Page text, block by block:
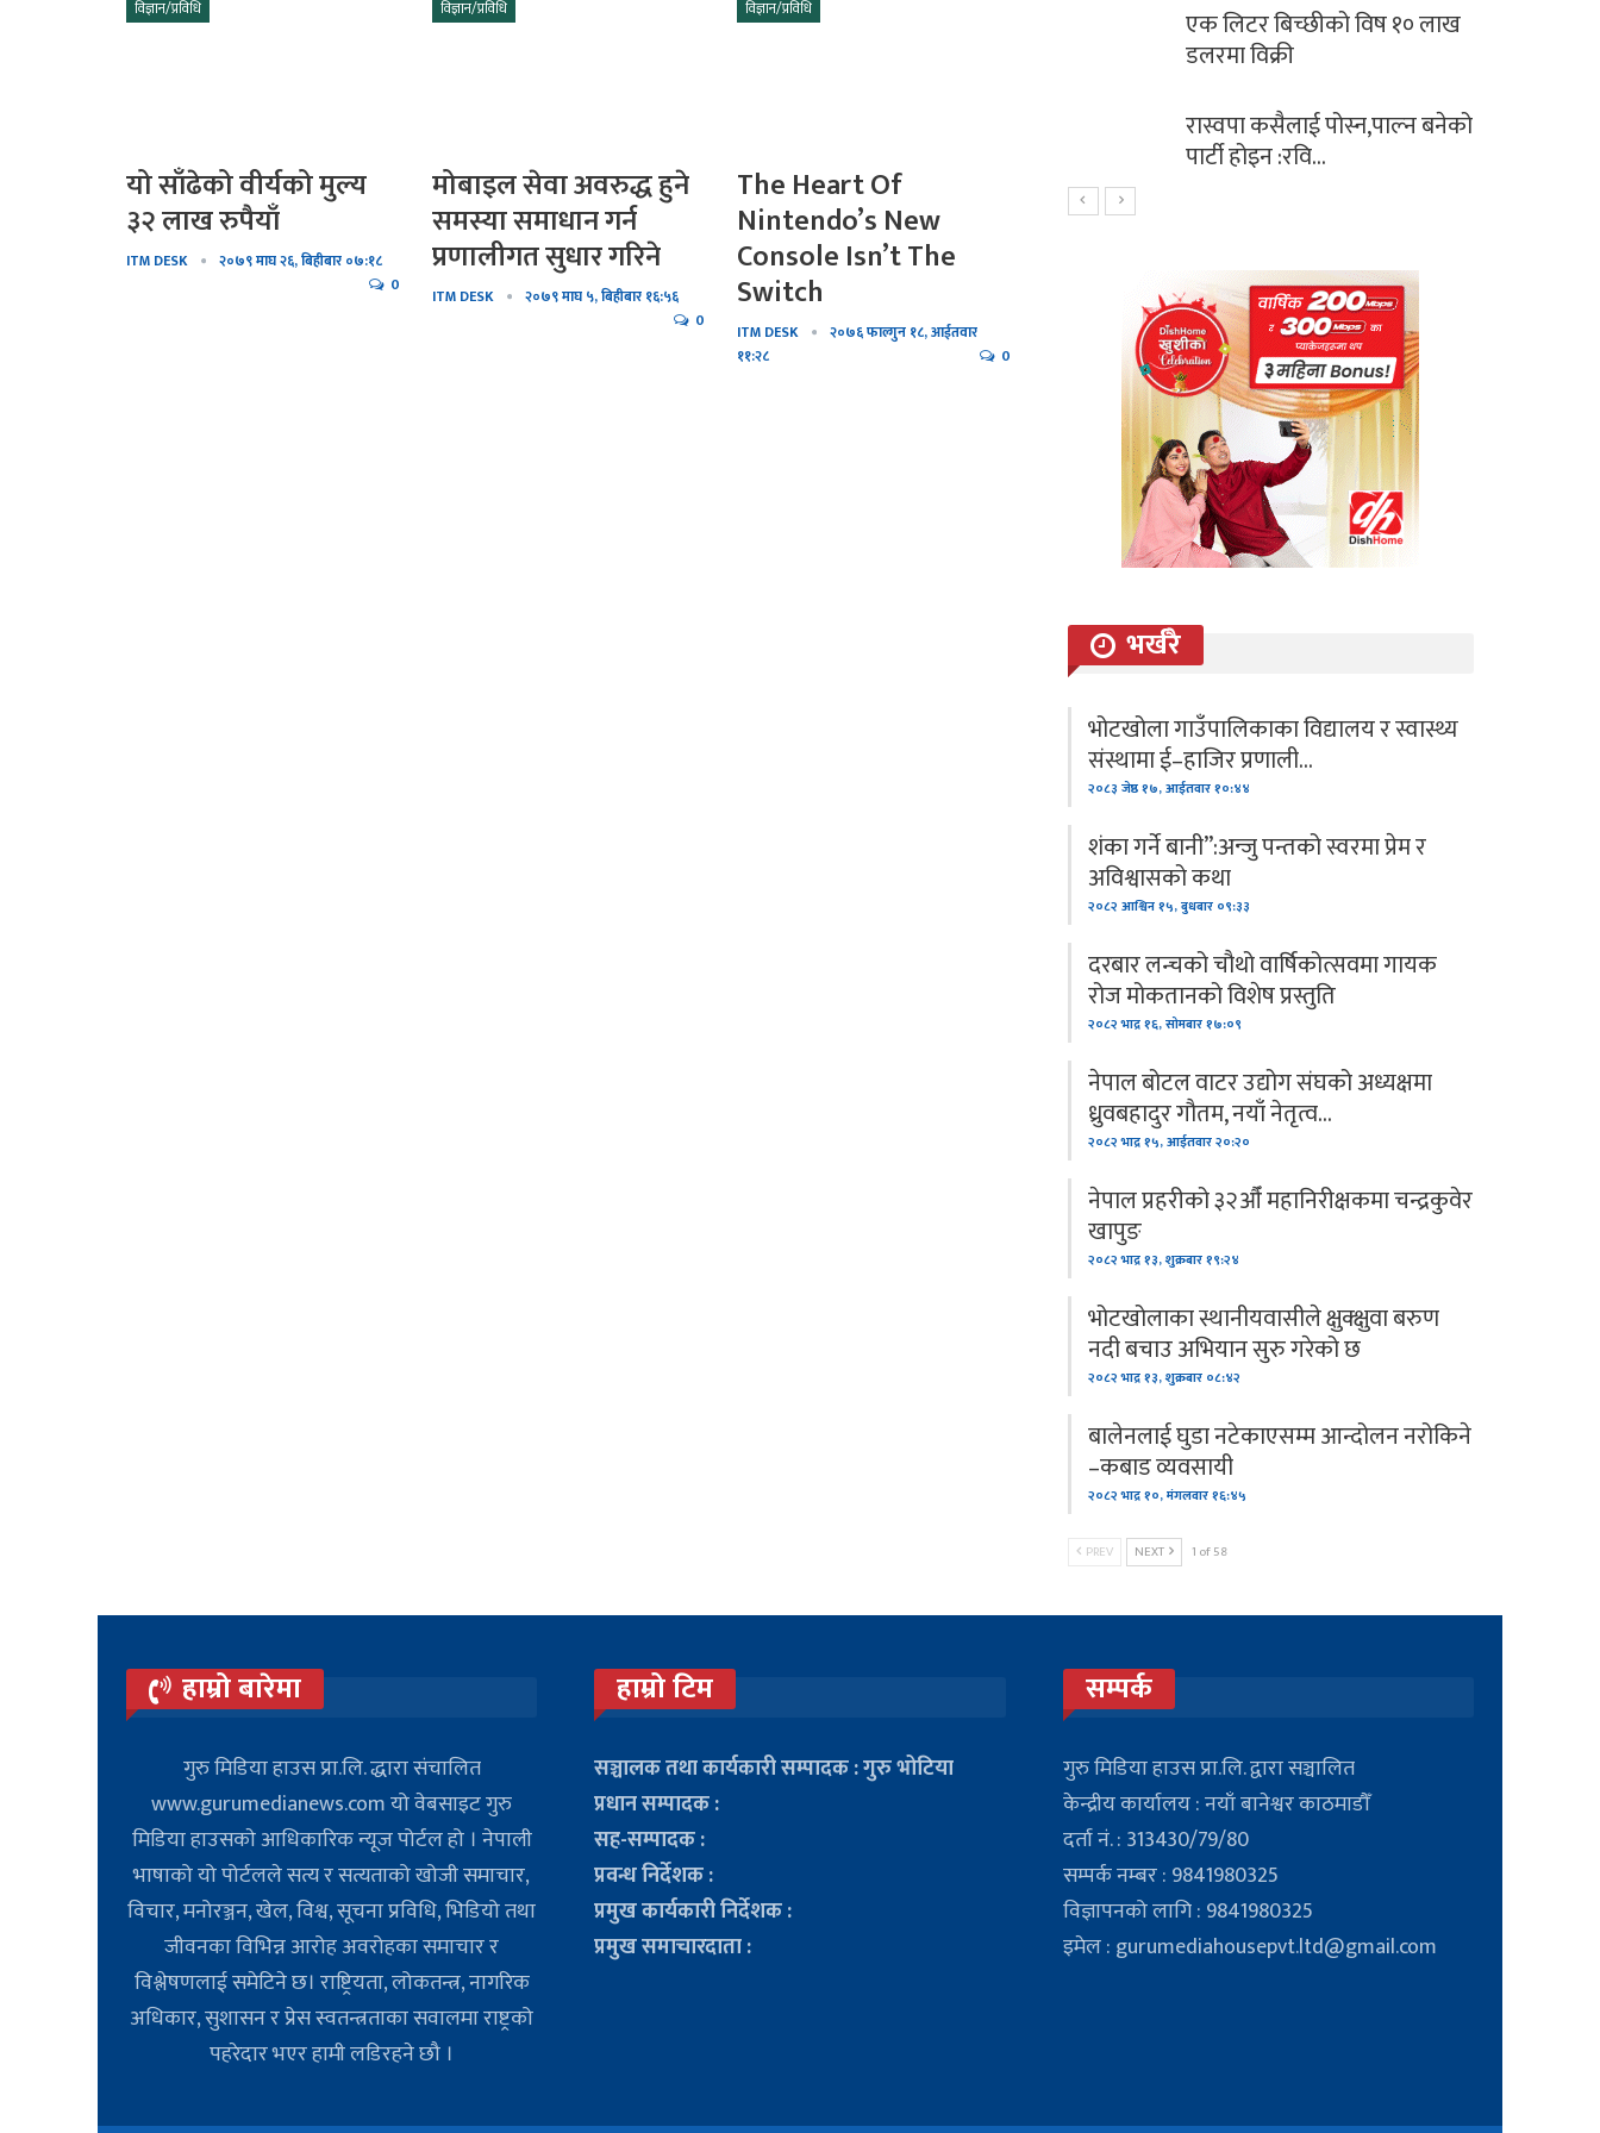
विज्ञान/प्रविधि
यो साँढेको वीर्यको मुल्य
३२ लाख रुपैयाँ
ITM DESK
२०७९ माघ २६, बिहीबार ०७:१८
0
विज्ञान/प्रविधि
मोबाइल सेवा अवरुद्ध हुने
समस्या समाधान गर्न
प्रणालीगत सुधार गरिने
ITM DESK
२०७९ माघ ५, बिहीबार १६:५६
0
विज्ञान/प्रविधि
The Heart Of
Nintendo’s New
Console Isn’t The
Switch
ITM DESK
२०७६ फाल्गुन १८, आईतवार
११:२८
0
दिन भुलेर लिम्बु जातिको परम्परालाई
एक लिटर बिच्छीको विष १० लाख
साबधान ! शनिबारको दिन भुलेर
पनि कहिल्यै नगर्नुहोस्…
महिना दिन नबित्दै उप्कियो
मध्यपहाडी लोकमार्गको…
भर्खरै
भोटखोला गाउँपालिकाका विद्यालय र स्वास्थ्य
संस्थामा ई–हाजिर प्रणाली…
२०८३ जेष्ठ १७, आईतवार १०:४४
शंका गर्ने बानी”:अन्जु पन्तको स्वरमा प्रेम र
अविश्वासको कथा
२०८२ आश्विन १५, बुधबार ०९:३३
दरबार लन्चको चौथो वार्षिकोत्सवमा गायक
रोज मोकतानको विशेष प्रस्तुति
२०८२ भाद्र १६, सोमबार १७:०९
नेपाल बोटल वाटर उद्योग संघको अध्यक्षमा
ध्रुवबहादुर गौतम, नयाँ नेतृत्व…
२०८२ भाद्र १५, आईतवार २०:२०
नेपाल प्रहरीको ३२औँ महानिरीक्षकमा चन्द्रकुवेर
खापुङ
२०८२ भाद्र १३, शुक्रबार १९:२४
भोटखोलाका स्थानीयवासीले क्षुक्क्षुवा बरुण
नदी बचाउ अभियान सुरु गरेको छ
२०८२ भाद्र १३, शुक्रबार ०८:४२
बालेनलाई घुडा नटेकाएसम्म आन्दोलन नरोकिने
–कबाड व्यवसायी
२०८२ भाद्र १०, मंगलवार १६:४५
PREV NEXT 1 of 58
हाम्रो बारेमा
गुरु मिडिया हाउस प्रा.लि. द्धारा संचालित
www.gurumedianews.com यो वेबसाइट गुरु
मिडिया हाउसकाे आधिकारिक न्यूज पोर्टल हो । नेपाली
भाषाको यो पोर्टलले सत्य र सत्यताको खोजी समाचार,
विचार, मनोरञ्जन, खेल, विश्व, सूचना प्रविधि, भिडियो तथा
जीवनका विभिन्न आरोह अवरोहका समाचार र
विश्लेषणलाई समेटिने छ। राष्ट्रियता, लोकतन्त्र, नागरिक
अधिकार, सुशासन र प्रेस स्वतन्त्रताका सवालमा राष्ट्रको
पहरेदार भएर हामी लडिरहने छौ ।
हाम्रो टिम
सञ्चालक तथा कार्यकारी सम्पादक : गुरु भोटिया
प्रधान सम्पादक :
सह-सम्पादक :
प्रवन्ध निर्देशक :
प्रमुख कार्यकारी निर्देशक :
प्रमुख समाचारदाता :
सम्पर्क
गुरु मिडिया हाउस प्रा.लि. द्वारा सञ्चालित
केन्द्रीय कार्यालय : नयाँ बानेश्वर काठमाडौँ
दर्ता नं. : 313430/79/80
सम्पर्क नम्बर : 9841980325
विज्ञापनको लागि : 9841980325
इमेल : gurumediahousepvt.ltd@gmail.com